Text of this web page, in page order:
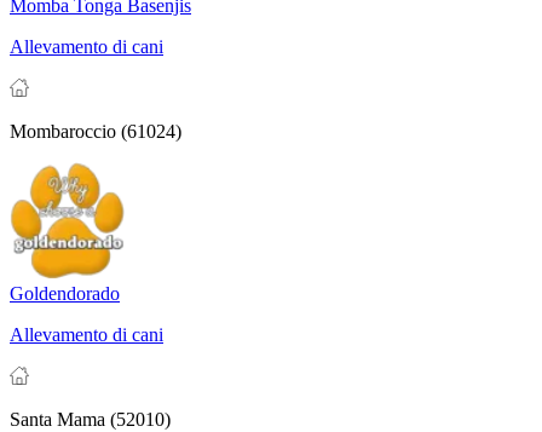
Momba Tonga Basenjis
Allevamento di cani
Mombaroccio (61024)
Goldendorado
Allevamento di cani
Santa Mama (52010)